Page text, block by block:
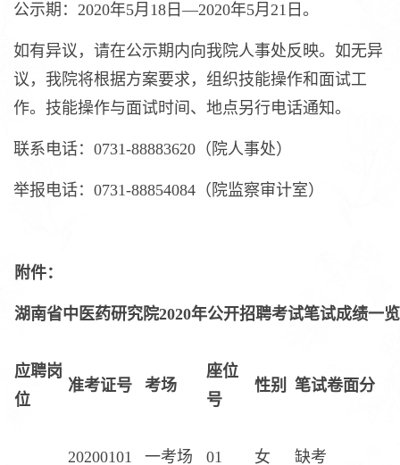
公示期：2020年5月18日—2020年5月21日。
如有异议，请在公示期内向我院人事处反映。如无异
议，我院将根据方案要求，组织技能操作和面试工
作。技能操作与面试时间、地点另行电话通知。
联系电话：0731-88883620（院人事处）
举报电话：0731-88854084（院监察审计室）
附件：
湖南省中医药研究院2020年公开招聘考试笔试成绩一
应聘岗
位
准考证号 考场
座位
号
性别 笔试卷面分
20200101 一考场 01 女 缺考